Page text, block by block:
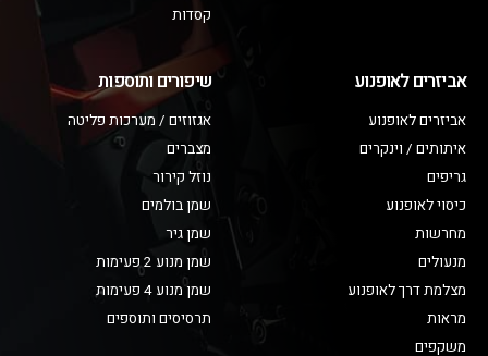
קסדות
אביזרים לאופנוע
אביזרים לאופנוע
איתותים / וינקרים
גריפים
כיסוי לאופנוע
מחרשות
מנעולים
מצלמת דרך לאופנוע
מראות
משקפים
שיפורים ותוספות
אגזוזים / מערכות פליטה
מצברים
נוזל קירור
שמן בולמים
שמן גיר
שמן מנוע 2 פעימות
שמן מנוע 4 פעימות
תרסיסים ותוספים